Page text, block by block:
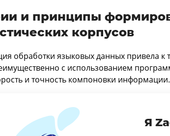
и принципы
корпусов
обработки языковых данных привела к
с использованием
и точность компоновки информации.
Я